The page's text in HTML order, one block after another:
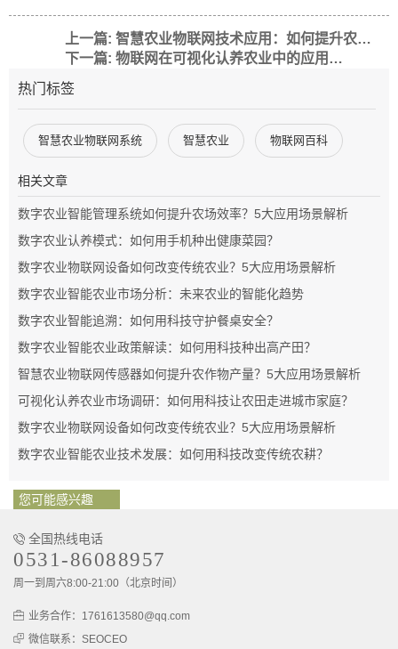
上一篇: 智慧农业物联网技术应用：如何提升农业生产效率与可持续性？
下一篇: 物联网在可视化认养农业中的应用：如何提升农业效率与用户体验
热门标签
智慧农业物联网系统 智慧农业 物联网百科
相关文章
数字农业智能管理系统如何提升农场效率？5大应用场景解析
数字农业认养模式：如何用手机种出健康菜园？
数字农业物联网设备如何改变传统农业？5大应用场景解析
数字农业智能农业市场分析：未来农业的智能化趋势
数字农业智能追溯：如何用科技守护餐桌安全？
数字农业智能农业政策解读：如何用科技种出高产田？
智慧农业物联网传感器如何提升农作物产量？5大应用场景解析
可视化认养农业市场调研：如何用科技让农田走进城市家庭？
数字农业物联网设备如何改变传统农业？5大应用场景解析
数字农业智能农业技术发展：如何用科技改变传统农耕？
您可能感兴趣
全国热线电话
0531-86088957
周一到周六8:00-21:00（北京时间）
业务合作：1761613580@qq.com
微信联系：SEOCEO